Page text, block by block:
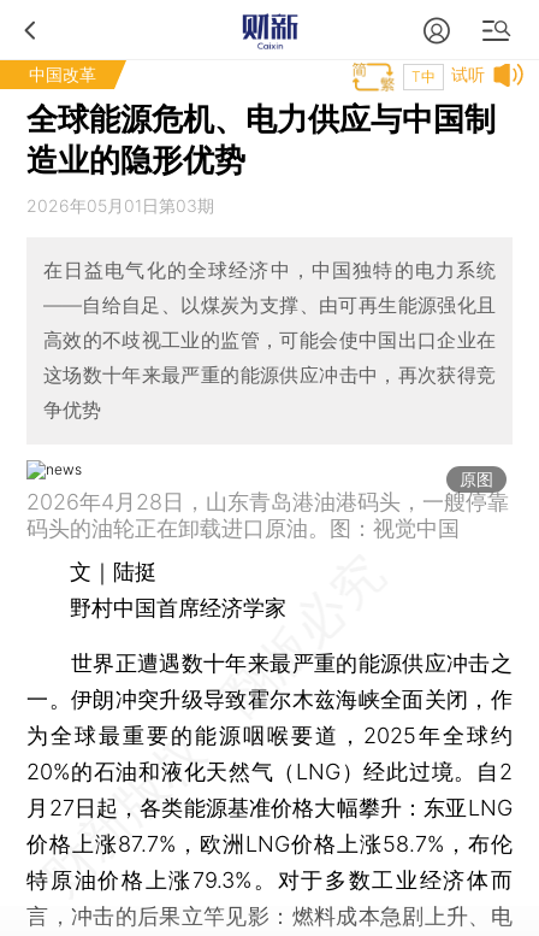
中国改革 试听
T中
全球能源危机、电力供应与中国制
造业的隐形优势
2026年05月01日第03期
在日益电气化的全球经济中，中国独特的电力系统
——自给自足、以煤炭为支撑、由可再生能源强化且
高效的不歧视工业的监管，可能会使中国出口企业在
这场数十年来最严重的能源供应冲击中，再次获得竞
争优势
原图
2026年4月28日，山东青岛港油港码头，一艘停靠
码头的油轮正在卸载进口原油。图：视觉中国
文｜陆挺
野村中国首席经济学家
世界正遭遇数十年来最严重的能源供应冲击之
一。伊朗冲突升级导致霍尔木兹海峡全面关闭，作
为全球最重要的能源咽喉要道，2025年全球约
20%的石油和液化天然气（LNG）经此过境。自2
月27日起，各类能源基准价格大幅攀升：东亚LNG
价格上涨87.7%，欧洲LNG价格上涨58.7%，布伦
特原油价格上涨79.3%。对于多数工业经济体而
言，冲击的后果立竿见影：燃料成本急剧上升、电